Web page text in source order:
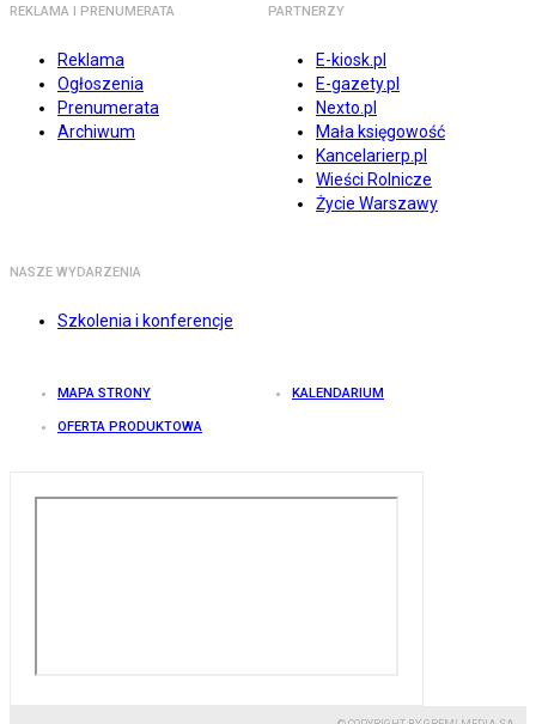
REKLAMA I PRENUMERATA
Reklama
Ogłoszenia
Prenumerata
Archiwum
PARTNERZY
E-kiosk.pl
E-gazety.pl
Nexto.pl
Mała księgowość
Kancelarierp.pl
Wieści Rolnicze
Życie Warszawy
NASZE WYDARZENIA
Szkolenia i konferencje
MAPA STRONY KALENDARIUM
OFERTA PRODUKTOWA